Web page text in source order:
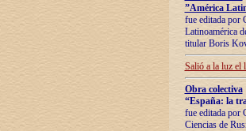
”América
fue editada por
Latinoamérica
titular Boris
Salió a la luz el
Obra colectiva
“España: la
fue editada por
Ciencias de